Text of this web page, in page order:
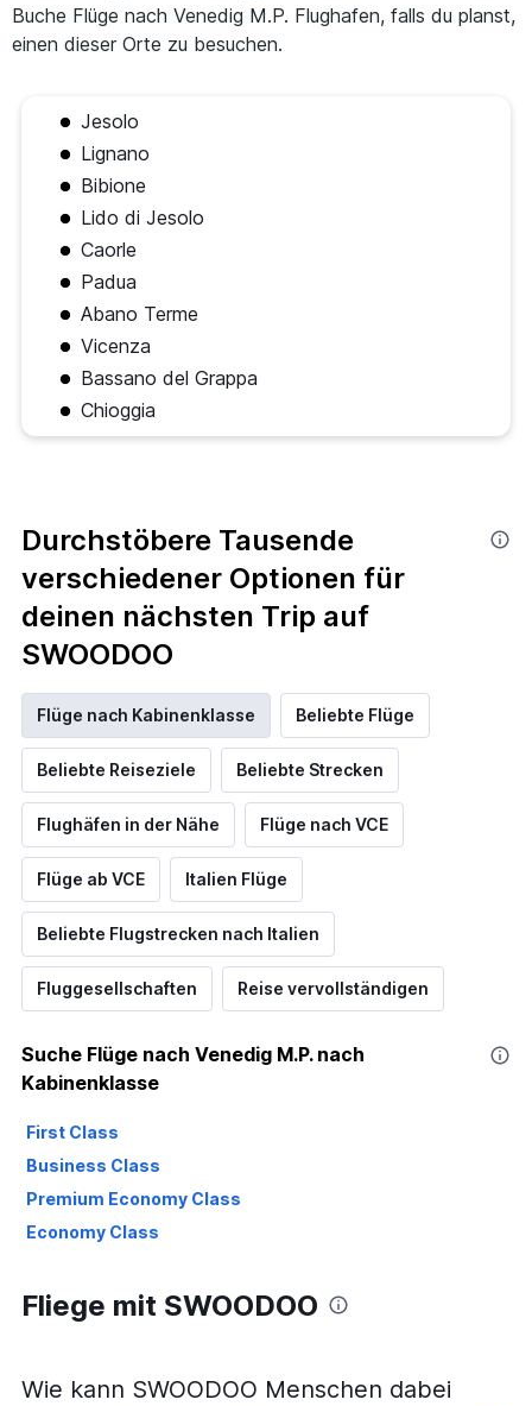
Buche Flüge nach Venedig M.P. Flughafen, falls du planst,
einen dieser Orte zu besuchen.
Jesolo
Lignano
Bibione
Lido di Jesolo
Caorle
Padua
Abano Terme
Vicenza
Bassano del Grappa
Chioggia
Durchstöbere Tausende
verschiedener Optionen für
deinen nächsten Trip auf
SWOODOO
Flüge nach Kabinenklasse Beliebte Flüge
Beliebte Reiseziele Beliebte Strecken
Flughäfen in der Nähe Flüge nach VCE
Flüge ab VCE Italien Flüge
Beliebte Flugstrecken nach Italien
Fluggesellschaften Reise vervollständigen
Suche Flüge nach Venedig M.P. nach
Kabinenklasse
First Class
Business Class
Premium Economy Class
Economy Class
Fliege mit SWOODOO
Wie kann SWOODOO Menschen dabei